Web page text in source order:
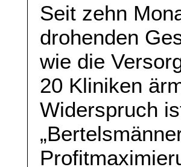
Seit zehn
drohenden
wie die
20 Kliniken
Widerspruch